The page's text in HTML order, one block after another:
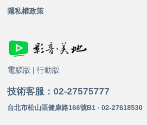
隱私權政策
電腦版 行動版
技術客服：02-27575777
台北市松山區健康路166號B1 ‧ 02-27618530